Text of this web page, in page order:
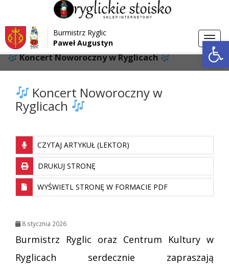
Przejdź do menu
Przejdź do głównej treści strony
Przejdź do stopki strony
Burmistrz Ryglic
Paweł Augustyn
Strona główna > Aktualności
Koncert Noworoczny w Ryglicach
Koncert Noworoczny w
Ryglicach
CZYTAJ ARTYKUŁ (LEKTOR)
DRUKUJ STRONĘ
WYŚWIETL STRONĘ W FORMACIE PDF
8 stycznia 2026
Burmistrz Ryglic oraz Centrum Kultury w
Ryglicach serdecznie zapraszają